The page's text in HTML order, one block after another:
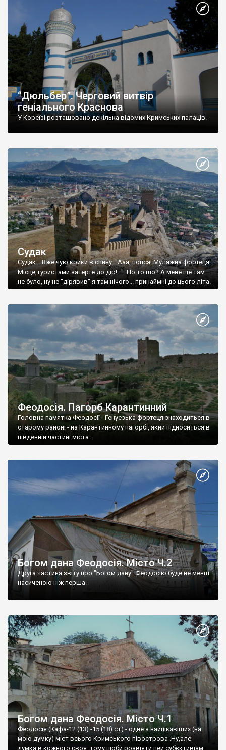
“Дюльбер”. Черговий витвір
геніального Краснова
У Кореїзі розташовано декілька відомих Кримських палаців.
Судак
Судак... Вже чую крики в спину: "Ааа, попса! Муляжна фортеця!
Місце,туристами затерте до дір!..." Но то шо? А мене ще там
не було, ну не "дірявив" я там нічого... принаймні до цього літа.
Феодосія. Пагорб Карантинний
Головна памятка Феодосії - Генуезька фортеця знаходиться в
старому районі - на Карантинному пагорбі, який підноситься в
південній частині міста.
Богом дана Феодосія. Місто Ч.2
Друга частина звіту про "Богом дану" Феодосію буде не менш
насиченою ніж перша.
Богом дана Феодосія. Місто Ч.1
Феодосія (Кафа-12 (13) -15 (18) ст) - одне з найцікавіших (на
мою думку) міст всього Кримського півострова .Ну,але
думка в кожного своя, тому щоби розвіяти цей субєктивізм,